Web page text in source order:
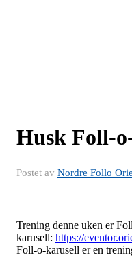
Husk Foll-
Postet av Nordre Follo
Trening denne uken er
karusell: https://
Foll-o-karusell er en